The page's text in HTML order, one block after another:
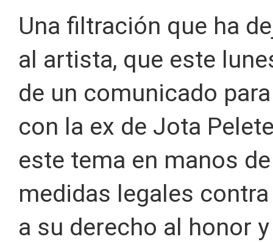
Una filtración que ha
al artista, que este
de un comunicado
con la ex de Jota
este tema en manos
medidas legales
a su derecho al honor